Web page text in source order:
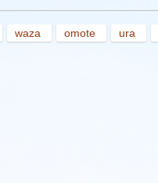
waza omote ura